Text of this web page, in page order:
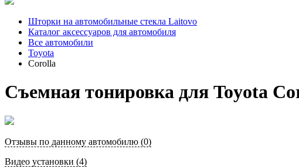
Шторки на автомобильные стекла Laitovo
Каталог аксессуаров для автомобиля
Все автомобили
Toyota
Corolla
Съемная тонировка для Toyota
Отзывы по данному автомобилю (0)
Видео установки (4)